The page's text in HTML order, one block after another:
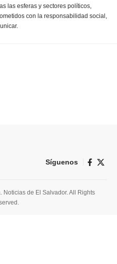
las esferas y sectores políticos,
con la responsabilidad social,
Síguenos
de El Salvador. All Rights